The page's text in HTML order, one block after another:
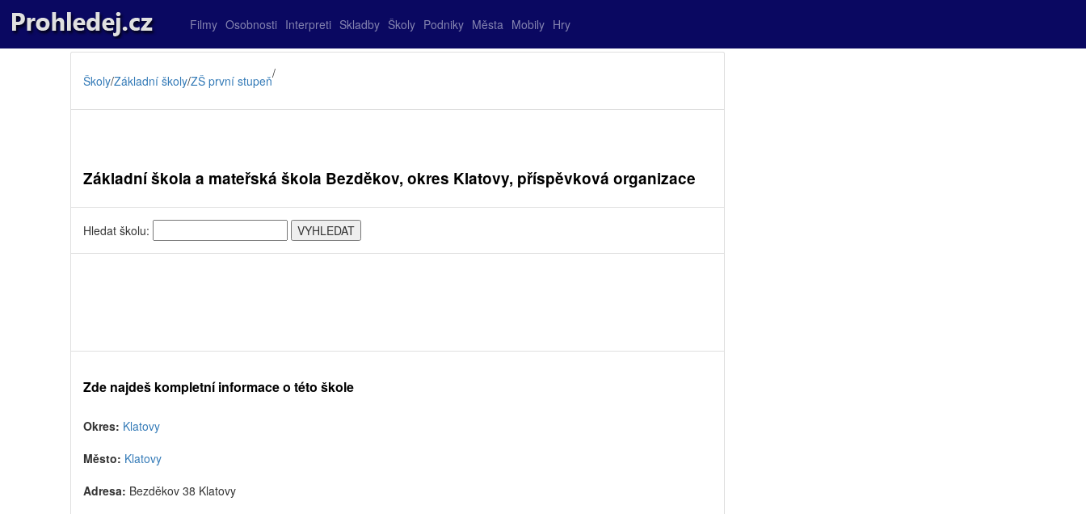
Filmy Osobnosti Interpreti Skladby Školy Podniky Města Mobily Hry
Školy/Základní školy/ZŠ první stupeň/
Základní škola a mateřská škola Bezděkov, okres Klatovy, příspěvková organizace
Hledat školu:
Zde najdeš kompletní informace o této škole
Okres: Klatovy
Město: Klatovy
Adresa: Bezděkov 38 Klatovy